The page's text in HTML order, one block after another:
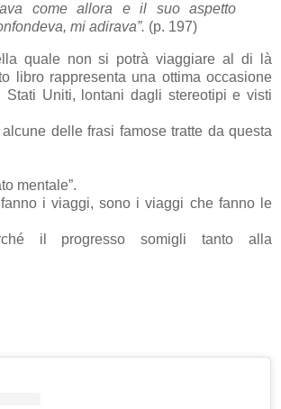
come allora e il suo aspetto
mi adirava”. (p. 197)
quale non si potrà viaggiare al di là
libro rappresenta una ottima occasione
Stati Uniti, lontani dagli stereotipi e visti
delle frasi famose tratte da questa
mentale”.
i viaggi, sono i viaggi che fanno le
il progresso somigli tanto alla